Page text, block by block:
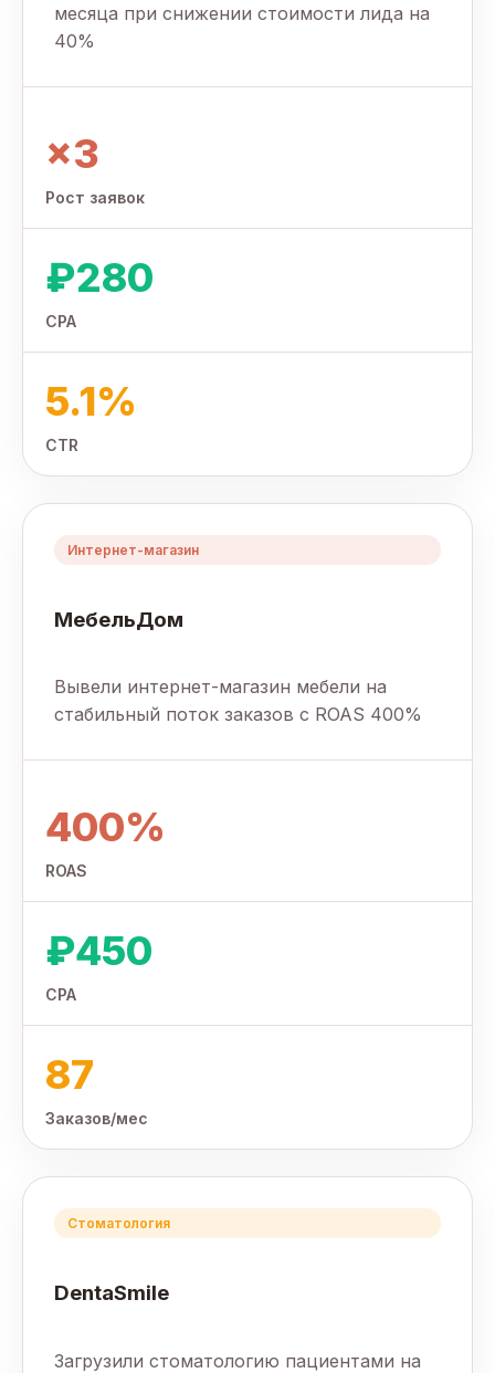
месяца при снижении стоимости лида на
40%
×3
Рост заявок
₽280
CPA
5.1%
CTR
Интернет-магазин
МебельДом
Вывели интернет-магазин мебели на
стабильный поток заказов с ROAS 400%
400%
ROAS
₽450
CPA
87
Заказов/мес
Стоматология
DentaSmile
Загрузили стоматологию пациентами на